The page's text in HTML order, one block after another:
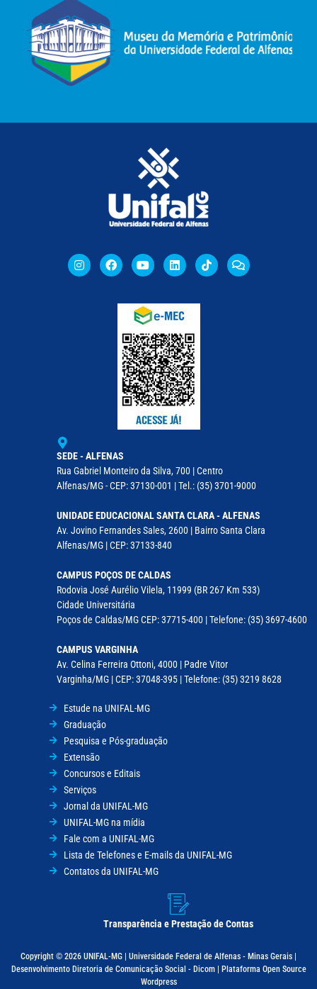
SEDE - ALFENAS
Rua Gabriel Monteiro da Silva, 700 | Centro
Alfenas/MG - CEP: 37130-001 | Tel.: (35) 3701-9000
UNIDADE EDUCACIONAL SANTA CLARA - ALFENAS
Av. Jovino Fernandes Sales, 2600 | Bairro Santa Clara
Alfenas/MG | CEP: 37133-840
CAMPUS POÇOS DE CALDAS
Rodovia José Aurélio Vilela, 11999 (BR 267 Km 533)
Cidade Universitária
Poços de Caldas/MG CEP: 37715-400 | Telefone: (35) 3697-4600
CAMPUS VARGINHA
Av. Celina Ferreira Ottoni, 4000 | Padre Vitor
Varginha/MG | CEP: 37048-395 | Telefone: (35) 3219 8628
Estude na UNIFAL-MG
Graduação
Pesquisa e Pós-graduação
Extensão
Concursos e Editais
Serviços
Jornal da UNIFAL-MG
UNIFAL-MG na mídia
Fale com a UNIFAL-MG
Lista de Telefones e E-mails da UNIFAL-MG
Contatos da UNIFAL-MG
Transparência e Prestação de Contas
Copyright © 2026 UNIFAL-MG | Universidade Federal de Alfenas - Minas Gerais |
Desenvolvimento Diretoria de Comunicação Social - Dicom | Plataforma Open Source
Wordpress